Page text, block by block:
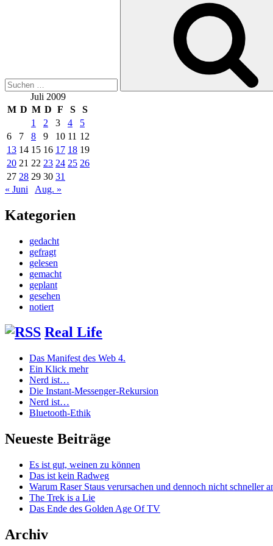
Juli 2009
M D M D F S
S
1
2 3 4
5
6
7 8 9 10 11 12
13 14 15 16 17 18 19
20 21 22 23 24 25 26
27 28 29 30 31
« Juni
Aug. »
Kategorien
gedacht
gefragt
gelesen
gemacht
geplant
gesehen
notiert
Real Life
Das Manifest des Web 4.
Ein Klick mehr
Nerd ist…
Die Instant-Messenger-Rekursion
Nerd ist…
Bluetooth-Ethik
Neueste Beiträge
Es ist gut, weinen zu können
Das ist kein Radweg
Warum Raser Staus verursachen und dennoch nicht schneller
The Trek is a Lie
Das Ende des Golden Age Of TV
Archiv